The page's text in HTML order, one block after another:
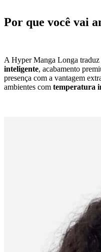
Por que você vai
A Hyper Manga Longa
inteligente, acabamento
presença com a vantagem
ambientes com temperatura